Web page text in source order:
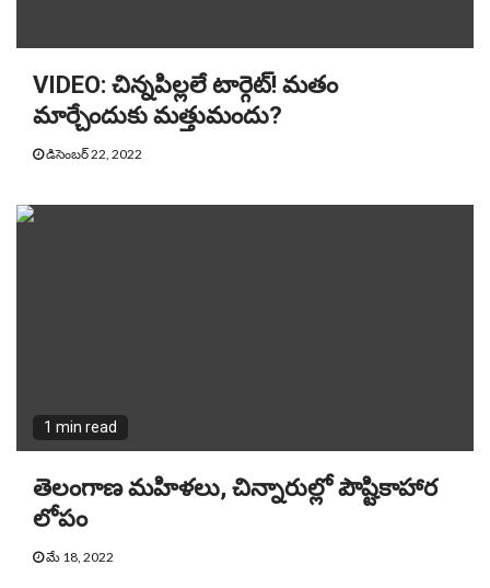
VIDEO: చిన్నపిల్లలే టార్గెట్! మతం
మార్చేందుకు మత్తుమందు?
డిసెంబర్ 22, 2022
1 min read
తెలంగాణ మహిళలు, చిన్నారుల్లో పౌష్టికాహార
లోపం
మే 18, 2022